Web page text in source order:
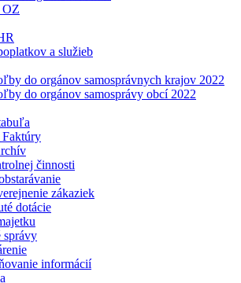
OZ
a služieb
do orgánov samosprávnych krajov 2022
do orgánov samosprávy obcí 2022
činnosti
zákaziek
dotácie
správy
informácií